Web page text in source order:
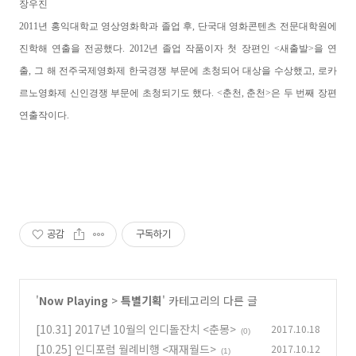
장우진
2011년 홍익대학교 영상영화학과 졸업 후, 단국대 영화콘텐츠 전문대학원에
진학해 연출을 전공했다. 2012년 졸업 작품이자 첫 장편인 <새출발>을 연
출, 그 해 전주국제영화제 한국경쟁 부문에 초청되어 대상을 수상했고, 로카
르노영화제 신인경쟁 부문에 초청되기도 했다. <춘천, 춘천>은 두 번째 장편
연출작이다.
공감 구독하기
'Now Playing > 특별기획' 카테고리의 다른 글
[10.31] 2017년 10월의 인디돌잔치 <춘몽> (0) 2017.10.18
[10.25] 인디포럼 월례비행 <재재월드> (1) 2017.10.12